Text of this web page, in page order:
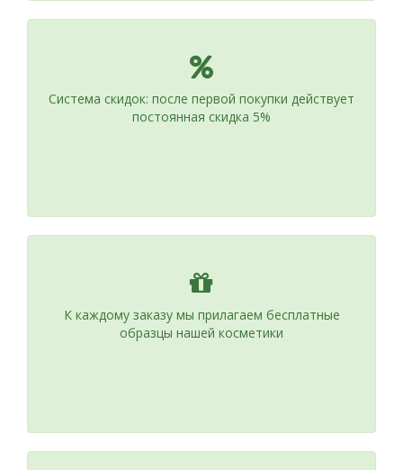
Система скидок: после первой покупки действует
постоянная скидка 5%
К каждому заказу мы прилагаем бесплатные
образцы нашей косметики